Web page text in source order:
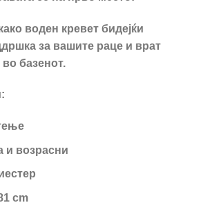
воден кревет бидејќи
за вашите раце и врат
базенот.
и возрасни
cm